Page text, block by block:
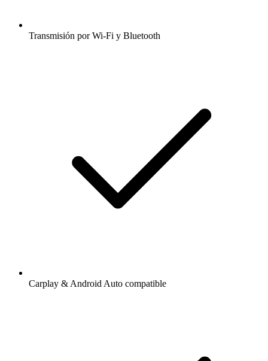
Transmisión por Wi-Fi y Bluetooth
Carplay & Android Auto compatible